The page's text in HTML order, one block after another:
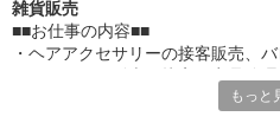
雑貨販売
■■お仕事の内容■■
・ヘアアクセサリーの接客販売、
もっと